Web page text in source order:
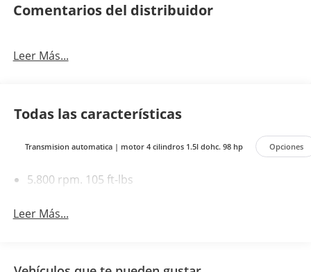
Comentarios del distribuidor
Leer Más...
Todas las características
Transmision automatica | motor 4 cilindros 1.5l dohc. 98 hp Opciones
5.800 rpm. 105 ft-lbs
Leer Más...